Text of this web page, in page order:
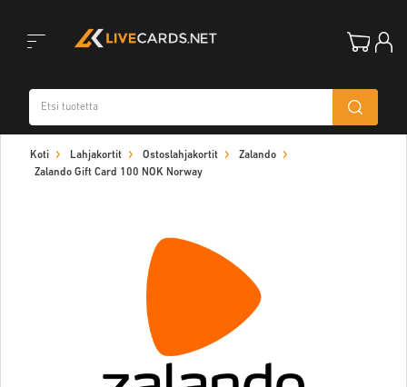
navigation
Koti Lahjakortit Ostoslahjakortit
Zalando
Zalando Gift Card 100 NOK Norway